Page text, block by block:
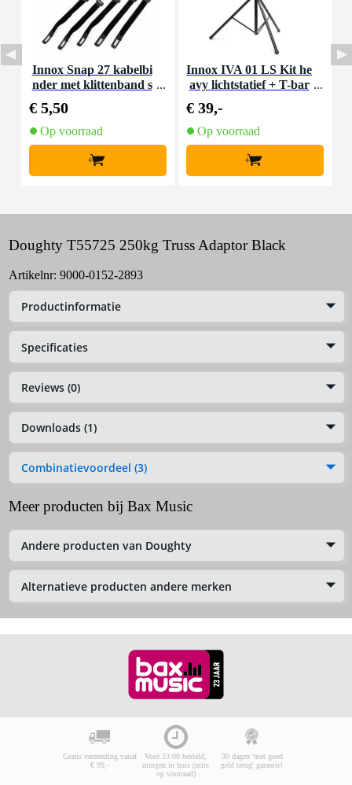
Innox Snap 27 kabelbi
nder met klittenband s
€ 5,50
Op voorraad
+
Innox IVA 01 LS Kit he
avy lichtstatief + T-bar
€ 39,-
Op voorraad
+
Doughty T55725 250kg Truss Adaptor Black
Artikelnr: 9000-0152-2893
Productinformatie
Specificaties
Reviews (0)
Downloads (1)
Combinatievoordeel (3)
Meer producten bij Bax Music
Andere producten van Doughty
Alternatieve producten andere merken
Gratis verzending vanaf
€ 99,-
Voor 23:00 besteld,
morgen in huis (mits
op voorraad)
30 dagen 'niet goed
geld terug' garantie!